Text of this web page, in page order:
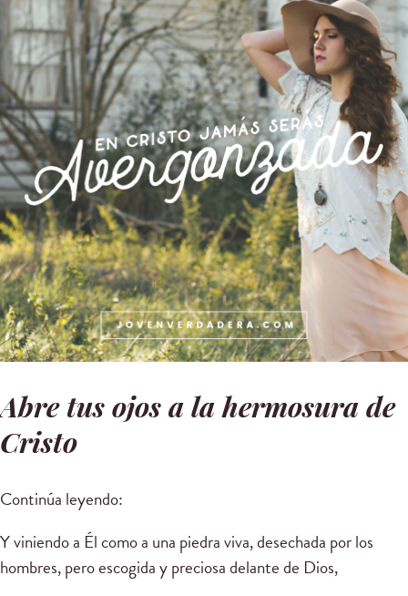
Abre tus ojos a la hermosura de
Cristo
Continúa leyendo:
Y viniendo a Él como a una piedra viva, desechada por los
hombres, pero escogida y preciosa delante de Dios,